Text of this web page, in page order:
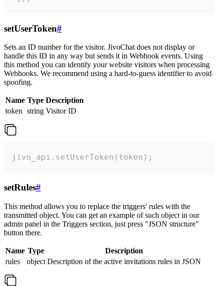
setUserToken#
Sets an ID number for the visitor. JivoChat does not display or
handle this ID in any way but sends it in Webhook events. Using
this method you can identify your website visitors when processing
Webhooks. We recommend using a hard-to-guess identifier to avoid
spoofing.
Name Type Description
token string Visitor ID
jivo_api.setUserToken(token);
setRules#
This method allows you to replace the triggers' rules with the
transmitted object. You can get an example of such object in our
admin panel in the Triggers section, just press "JSON structure"
button there.
Name Type
Description
rules
object Description of the active invitations rules in JSON